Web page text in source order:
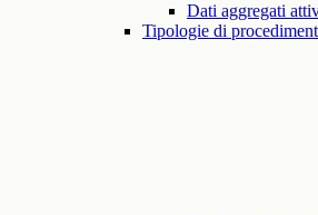
Dati aggregati
Tipologie di